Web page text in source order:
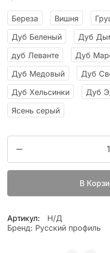
Береза Вишня
Дуб Беленый
Дуб
дуб Леванте
Дуб
Дуб Медовый
Дуб
Дуб Хельсинки
Дуб
Ясень серый
В
Артикул:
Н/Д
Бренд: Русский профиль